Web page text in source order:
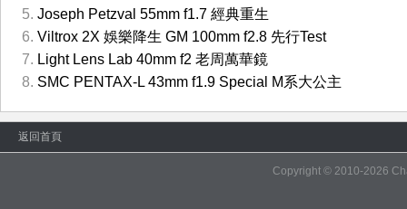
Joseph Petzval 55mm f1.7 經典重生
Viltrox 2X 娛樂降生 GM 100mm f2.8 先行Test
Light Lens Lab 40mm f2 老周萬華鏡
SMC PENTAX-L 43mm f1.9 Special M系大公主
返回首頁
Copyright © 2010-2026